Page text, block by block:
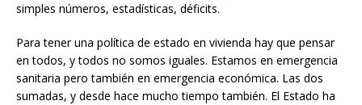
simples números, estadísticas, déficits.
Para tener una política de estado en vivienda hay que pensar
en todos, y todos no somos iguales. Estamos en emergencia
sanitaria pero también en emergencia económica. Las dos
sumadas, y desde hace mucho tiempo también. El Estado ha